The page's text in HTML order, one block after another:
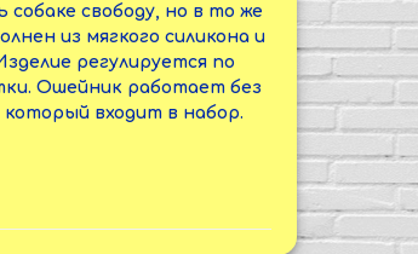
свободу, но в то же
из мягкого силикона и
регулируется по
Ошейник работает без
который входит в набор.